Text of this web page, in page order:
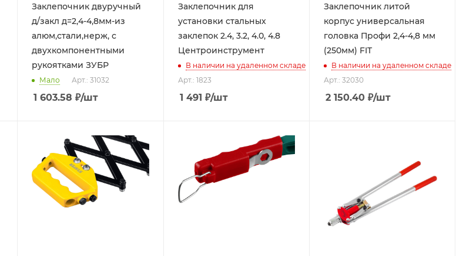
Заклепочник двуручный
д/закл д=2,4-4,8мм-из
алюм,стали,нерж, с
двухкомпонентными
рукоятками ЗУБР
Мало Арт.: 31032
1 603.58 ₽/шт
Заклепочник для
установки стальных
заклепок 2.4, 3.2, 4.0, 4.8
Центроинструмент
В наличии на удаленном складе
Арт.: 1823
1 491 ₽/шт
Заклепочник литой
корпус универсальная
головка Профи 2,4-4,8 мм
(250мм) FIT
В наличии на удаленном складе
Арт.: 32030
2 150.40₽/шт